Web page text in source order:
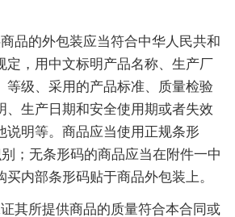
的外包装应当符合中华人民共和
定，用中文标明产品名称、生产厂
等级、采用的产品标准、质量检验
、生产日期和安全使用期或者失效
说明等。商品应当使用正规条形
；无条形码的商品应当在附件一中
内部条形码贴于商品外包装上。
所提供商品的质量符合本合同或